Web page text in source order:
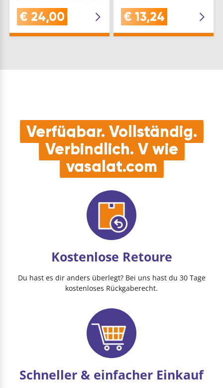
und
LanglebigkeitPASSGENAU:
Türstärken von 59-78
€ 24,00
Inhaltsangabe (ST): 1
€ 13,24
Verfügbar. Vollständig.
Verbindlich. V wie
vasalat.com
Kostenlose Retoure
Du hast es dir anders überlegt? Bei uns hast du 30 Tage
kostenloses Rückgaberecht.
Schneller & einfacher Einkauf